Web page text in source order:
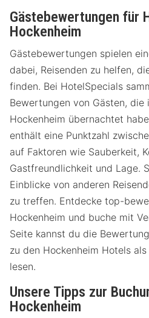
Gästebewertungen für
Hockenheim
Gästebewertungen spielen
dabei, Reisenden zu helfen,
finden. Bei HotelSpecials
Bewertungen von Gästen, die
Hockenheim übernachtet
enthält eine Punktzahl
auf Faktoren wie Sauberkeit,
Gastfreundlichkeit und Lage.
Einblicke von anderen
zu treffen. Entdecke top-
Hockenheim und buche mit
Seite kannst du die
zu den Hockenheim Hotels
lesen.
Unsere Tipps zur
Hockenheim